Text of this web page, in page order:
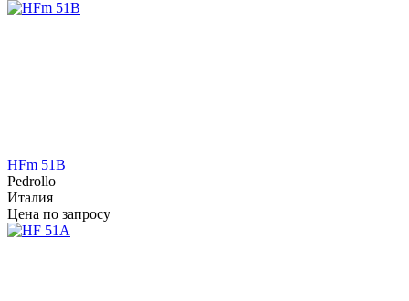
HFm 51B
Pedrollo
Италия
Цена по запросу